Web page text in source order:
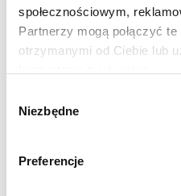
społecznościowym,
Partnerzy mogą połączyć
otrzymanymi od Ciebie lub
zgody
Niezbędne
Preferencje